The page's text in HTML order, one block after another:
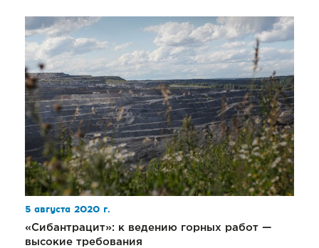
5 августа 2020 г.
«Сибантрацит»: к ведению горных работ —
высокие требования